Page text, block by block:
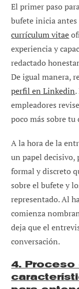
El primer paso
bufete inicia antes
currículum vitae
experiencia y
redactado
De igual manera,
perfil en Linkedin
empleadores
poco más sobre
A la hora de la
un papel decisivo,
formal y discreto
sobre el bufete y
representado. Al
comienza
deja que el
conversación.
4. Proceso